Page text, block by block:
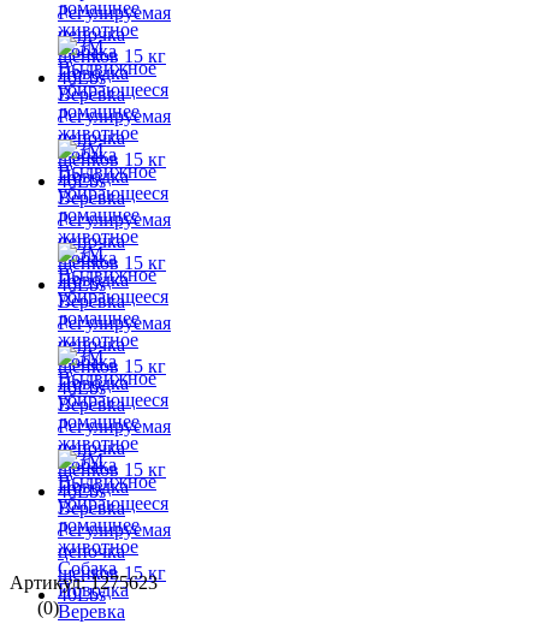
Артикул: 1275623
(0)